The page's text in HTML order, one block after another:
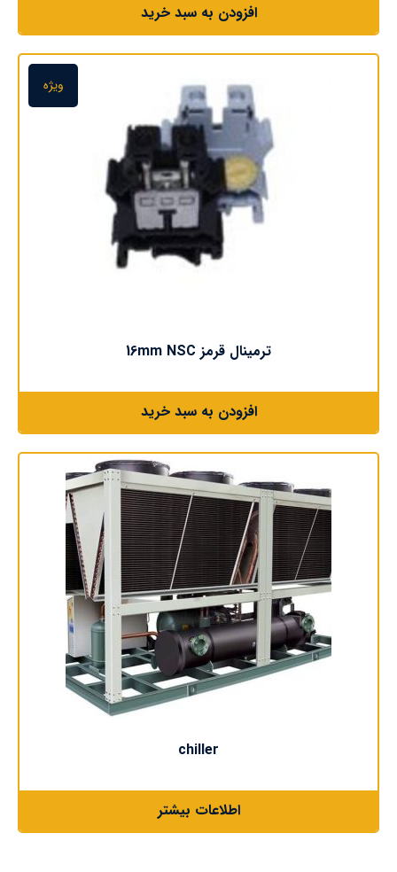
افزودن به سبد خرید
ویژه
ترمینال قرمز 16mm NSC
افزودن به سبد خرید
chiller
اطلاعات بیشتر